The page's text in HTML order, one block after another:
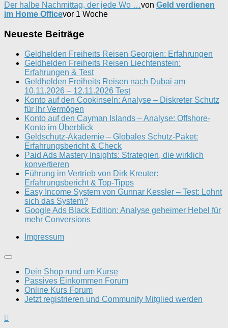
Der halbe Nachmittag, der jede Wo …von Geld verdienen
im Home Officevor 1 Woche
Neueste Beiträge
Geldhelden Freiheits Reisen Georgien: Erfahrungen
Geldhelden Freiheits Reisen Liechtenstein:
Erfahrungen & Test
Geldhelden Freiheits Reisen nach Dubai am
10.11.2026 – 12.11.2026 Test
Konto auf den Cookinseln: Analyse – Diskreter Schutz
für Ihr Vermögen
Konto auf den Cayman Islands – Analyse: Offshore-
Konto im Überblick
Geldschutz-Akademie – Globales Schutz-Paket:
Erfahrungsbericht & Check
Paid Ads Mastery Insights: Strategien, die wirklich
konvertieren
Führung im Vertrieb von Dirk Kreuter:
Erfahrungsbericht & Top-Tipps
Easy Income System von Gunnar Kessler – Test: Lohnt
sich das System?
Google Ads Black Edition: Analyse geheimer Hebel für
mehr Conversions
Impressum
Dein Shop rund um Kurse
Passives Einkommen Forum
Online Kurs Forum
Jetzt registrieren und Community Mitglied werden